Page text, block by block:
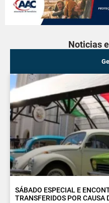
Noticias
SÁBADO ESPECIAL E
TRANSFERIDOS POR CAUSA